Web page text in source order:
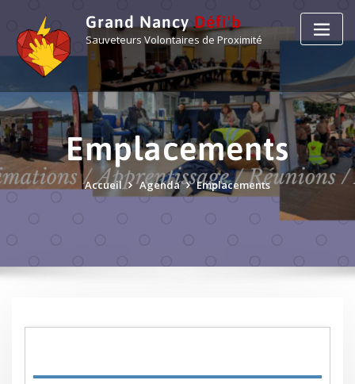
Grand NancyDéfi'b
Sauveteurs Volontaires de Proximité
Emplacements
Accueil Agenda Emplacements